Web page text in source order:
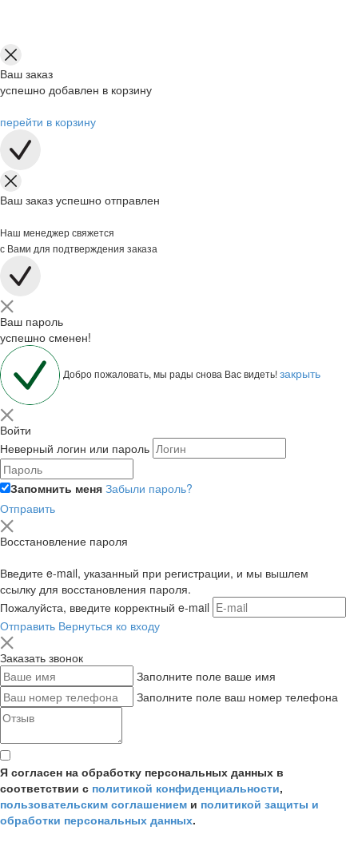
Ваш заказ
успешно добавлен в корзину
перейти в корзину
Ваш заказ успешно отправлен
Наш менеджер свяжется
с Вами для подтверждения заказа
Ваш пароль
успешно сменен!
Добро пожаловать, мы рады снова Вас видеть!закрыть
Войти
Неверный логин или пароль
Запомнить меня Забыли пароль?
Отправить
Восстановление пароля
Введите e-mail, указанный при регистрации, и мы вышлем
ссылку для восстановления пароля.
Пожалуйста, введите корректный e-mail
Отправить Вернуться ко входу
Заказать звонок
Заполните поле ваше имя
Заполните поле ваш номер телефона
Я согласен на обработку персональных данных в
соответствии с политикой конфиденциальности,
пользовательским соглашением и политикой защиты и
обработки персональных данных.